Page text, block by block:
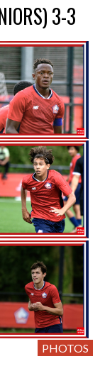
3-3
PHOTOS